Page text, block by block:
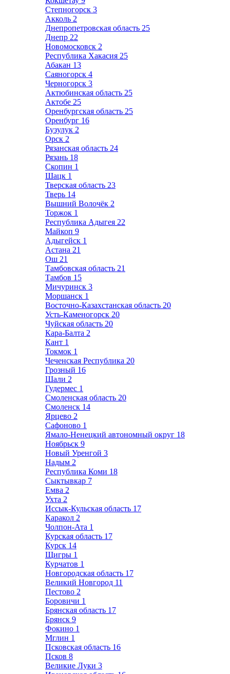
Степногорск 3
Акколь 2
Днепропетровская область 25
Днепр 22
Новомосковск 2
Республика Хакасия 25
Абакан 13
Саяногорск 4
Черногорск 3
Актюбинская область 25
Актобе 25
Оренбургская область 25
Оренбург 16
Бузулук 2
Орск 2
Рязанская область 24
Рязань 18
Скопин 1
Шацк 1
Тверская область 23
Тверь 14
Вышний Волочёк 2
Торжок 1
Республика Адыгея 22
Майкоп 9
Адыгейск 1
Астана 21
Ош 21
Тамбовская область 21
Тамбов 15
Мичуринск 3
Моршанск 1
Восточно-Казахстанская область 20
Усть-Каменогорск 20
Чуйская область 20
Кара-Балта 2
Кант 1
Токмок 1
Чеченская Республика 20
Грозный 16
Шали 2
Гудермес 1
Смоленская область 20
Смоленск 14
Ярцево 2
Сафоново 1
Ямало-Ненецкий автономный округ 18
Ноябрьск 9
Новый Уренгой 3
Надым 2
Республика Коми 18
Сыктывкар 7
Емва 2
Ухта 2
Иссык-Кульская область 17
Каракол 2
Чолпон-Ата 1
Курская область 17
Курск 14
Щигры 1
Курчатов 1
Новгородская область 17
Великий Новгород 11
Пестово 2
Боровичи 1
Брянская область 17
Брянск 9
Фокино 1
Мглин 1
Псковская область 16
Псков 8
Великие Луки 3